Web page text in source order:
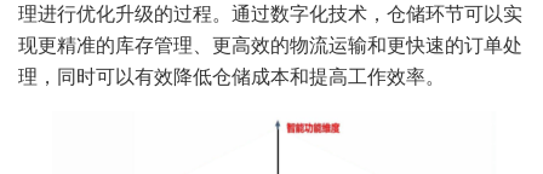
理进行优化升级的过程。通过数字化技术，仓储环节可以实
现更精准的库存管理、更高效的物流运输和更快速的订单处
理，同时可以有效降低仓储成本和提高工作效率。